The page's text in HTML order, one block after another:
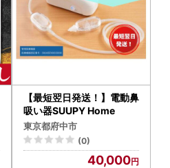
【最短翌日発送！】電動鼻
吸い器SUUPY Home
東京都府中市
(0)
40,000